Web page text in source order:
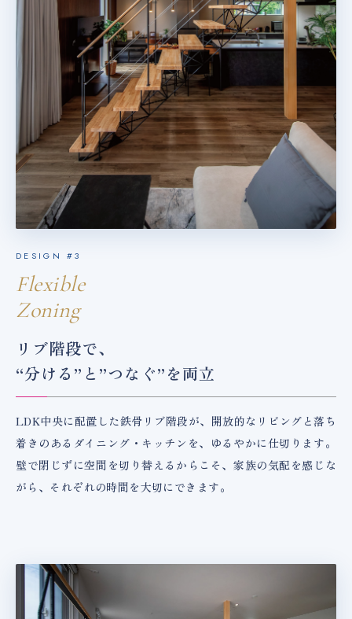
DESIGN #3
Flexible
Zoning
リブ階段で、
“分ける”と”つなぐ”を両立
LDK中央に配置した鉄骨リブ階段が、開放的なリビングと落ち
着きのあるダイニング・キッチンを、ゆるやかに仕切ります。
壁で閉じずに空間を切り替えるからこそ、家族の気配を感じな
がら、それぞれの時間を大切にできます。